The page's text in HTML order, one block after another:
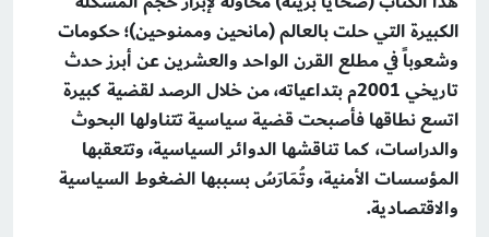
الكبيرة التي حلت بالعالم (مانحين وممنوحين)؛ حكومات
وشعوباً في مطلع القرن الواحد والعشرين عن أبرز حدث
تاريخي 2001م بتداعياته، من خلال الرصد لقضية كبيرة
اتسع نطاقها فأصبحت قضية سياسية تتناولها البحوث
والدراسات، كما تناقشها الدوائر السياسية، وتتعقبها
المؤسسات الأمنية، وتُمَارَسُ بسببها الضغوط السياسية
والاقتصادية.